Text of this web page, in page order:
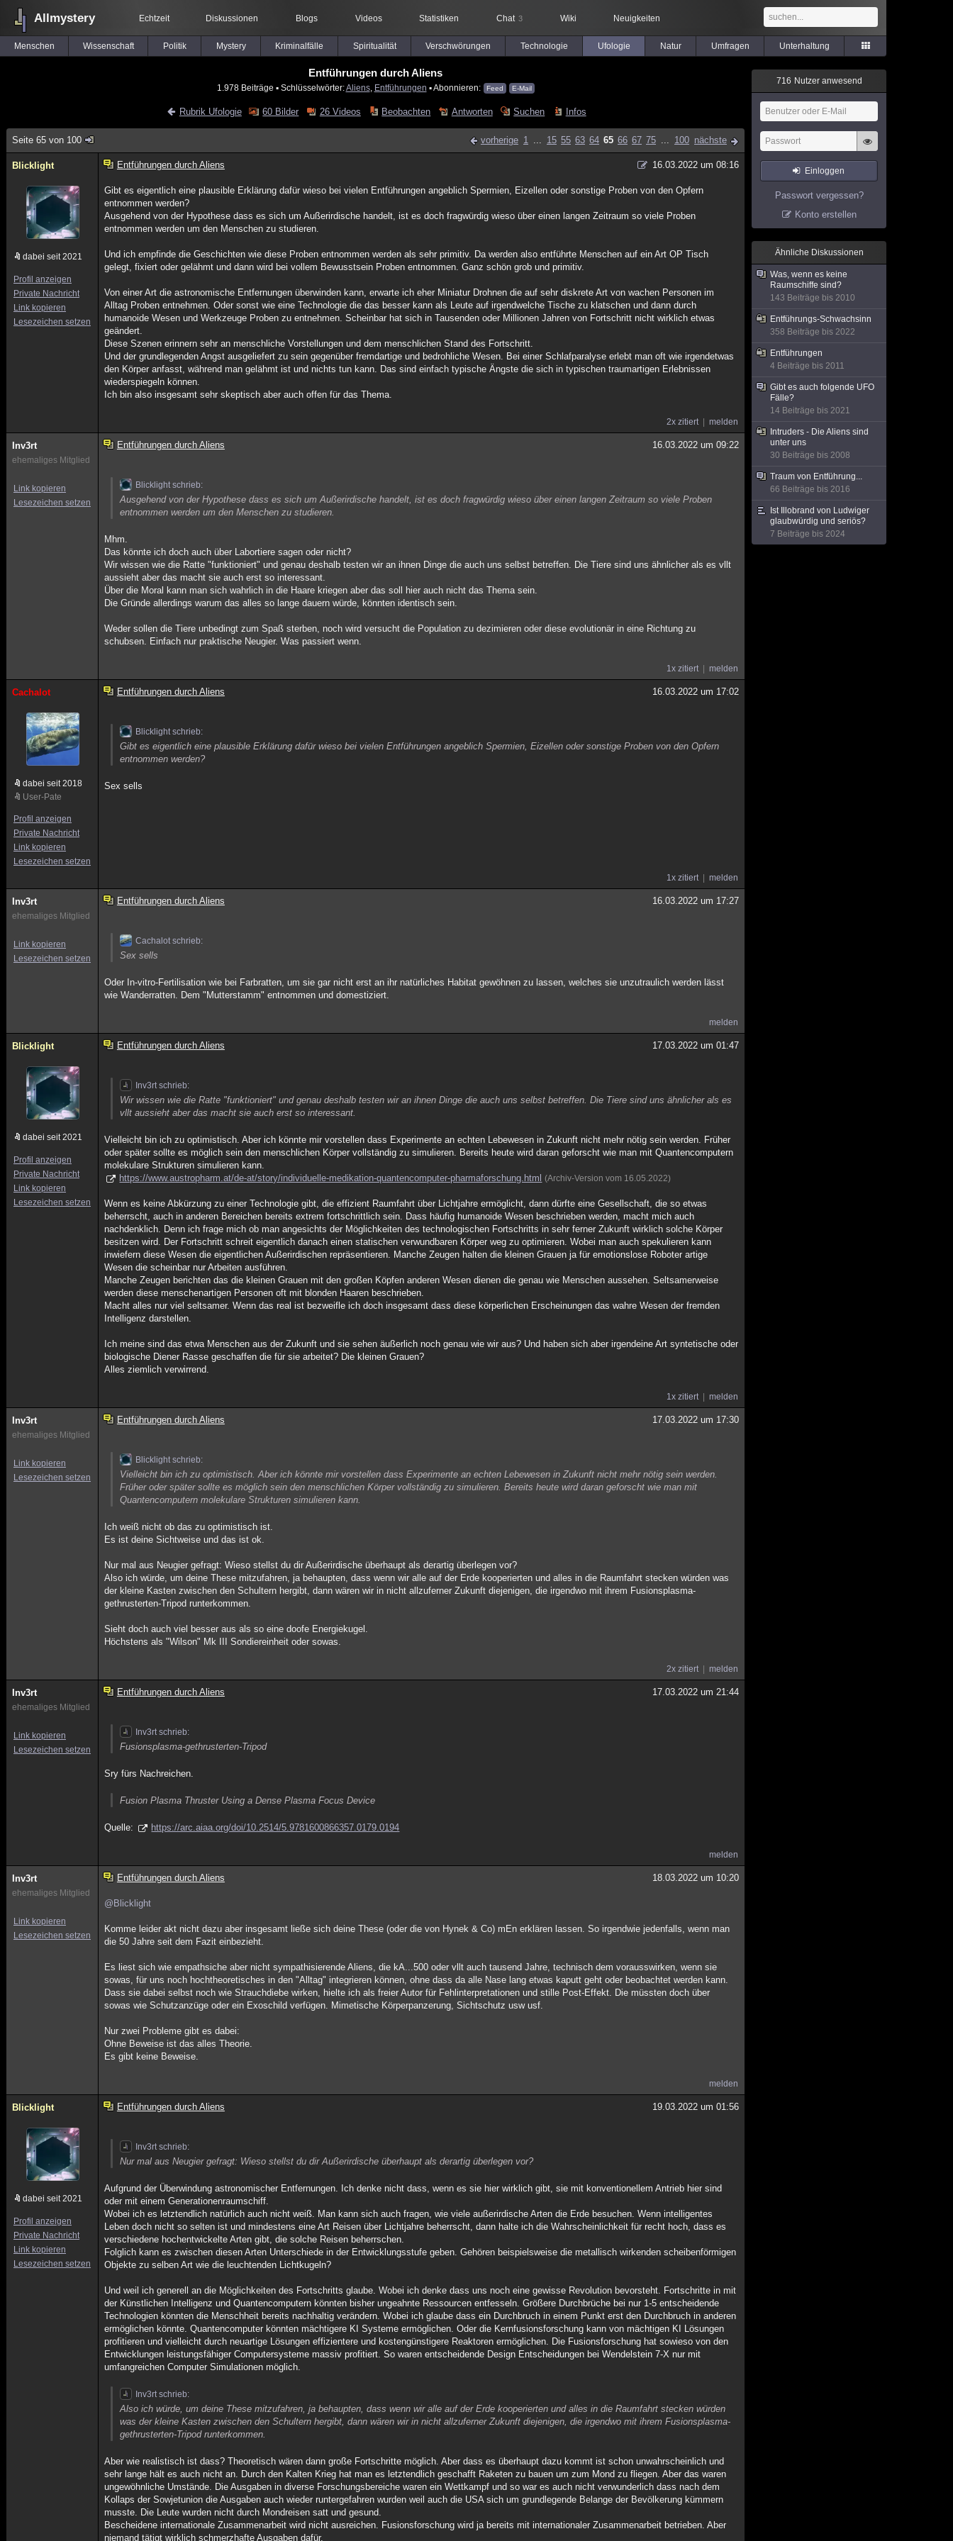
Allmystery Echtzeit Diskussionen Blogs Videos Statistiken Chat 3 Wiki Neuigkeiten
Menschen Wissenschaft Politik Mystery Kriminalfälle Spiritualität Verschwörungen Technologie Ufologie Natur Umfragen Unterhaltung
Entführungen durch Aliens
1.978 Beiträge ▪ Schlüsselwörter:Aliens, Entführungen ▪ Abonnieren: Feed E-Mail
Rubrik Ufologie 60 Bilder 26 Videos Beobachten Antworten Suchen Infos
Seite 65 von 100 vorherige 1 ... 15 55 63 64 65 66 67 75 ... 100 nächste
Blicklight
dabei seit 2021
Profil anzeigen
Private Nachricht
Link kopieren
Lesezeichen setzen
Entführungen durch Aliens 16.03.2022 um 08:16
Gibt es eigentlich eine plausible Erklärung dafür wieso bei vielen Entführungen angeblich Spermien, Eizellen oder sonstige Proben von den Opfern
entnommen werden?
Ausgehend von der Hypothese dass es sich um Außerirdische handelt, ist es doch fragwürdig wieso über einen langen Zeitraum so viele Proben
entnommen werden um den Menschen zu studieren.
Und ich empfinde die Geschichten wie diese Proben entnommen werden als sehr primitiv. Da werden also entführte Menschen auf ein Art OP Tisch
gelegt, fixiert oder gelähmt und dann wird bei vollem Bewusstsein Proben entnommen. Ganz schön grob und primitiv.
Von einer Art die astronomische Entfernungen überwinden kann, erwarte ich eher Miniatur Drohnen die auf sehr diskrete Art von wachen Personen im
Alltag Proben entnehmen. Oder sonst wie eine Technologie die das besser kann als Leute auf irgendwelche Tische zu klatschen und dann durch
humanoide Wesen und Werkzeuge Proben zu entnehmen. Scheinbar hat sich in Tausenden oder Millionen Jahren von Fortschritt nicht wirklich etwas
geändert.
Diese Szenen erinnern sehr an menschliche Vorstellungen und dem menschlichen Stand des Fortschritt.
Und der grundlegenden Angst ausgeliefert zu sein gegenüber fremdartige und bedrohliche Wesen. Bei einer Schlafparalyse erlebt man oft wie irgendetwas
den Körper anfasst, während man gelähmt ist und nichts tun kann. Das sind einfach typische Ängste die sich in typischen traumartigen Erlebnissen
wiederspiegeln können.
Ich bin also insgesamt sehr skeptisch aber auch offen für das Thema.
2x zitiert melden
Inv3rt
ehemaliges Mitglied
Link kopieren
Lesezeichen setzen
Entführungen durch Aliens 16.03.2022 um 09:22
Blicklight schrieb:
Ausgehend von der Hypothese dass es sich um Außerirdische handelt, ist es doch fragwürdig wieso über einen langen Zeitraum so viele Proben
entnommen werden um den Menschen zu studieren.
Mhm.
Das könnte ich doch auch über Labortiere sagen oder nicht?
Wir wissen wie die Ratte "funktioniert" und genau deshalb testen wir an ihnen Dinge die auch uns selbst betreffen. Die Tiere sind uns ähnlicher als es vllt
aussieht aber das macht sie auch erst so interessant.
Über die Moral kann man sich wahrlich in die Haare kriegen aber das soll hier auch nicht das Thema sein.
Die Gründe allerdings warum das alles so lange dauern würde, könnten identisch sein.
Weder sollen die Tiere unbedingt zum Spaß sterben, noch wird versucht die Population zu dezimieren oder diese evolutionär in eine Richtung zu
schubsen. Einfach nur praktische Neugier. Was passiert wenn.
1x zitiert melden
Cachalot
dabei seit 2018
User-Pate
Profil anzeigen
Private Nachricht
Link kopieren
Lesezeichen setzen
Entführungen durch Aliens 16.03.2022 um 17:02
Blicklight schrieb:
Gibt es eigentlich eine plausible Erklärung dafür wieso bei vielen Entführungen angeblich Spermien, Eizellen oder sonstige Proben von den Opfern
entnommen werden?
Sex sells
1x zitiert melden
Inv3rt
ehemaliges Mitglied
Link kopieren
Lesezeichen setzen
Entführungen durch Aliens 16.03.2022 um 17:27
Cachalot schrieb:
Sex sells
Oder In-vitro-Fertilisation wie bei Farbratten, um sie gar nicht erst an ihr natürliches Habitat gewöhnen zu lassen, welches sie unzutraulich werden lässt
wie Wanderratten. Dem "Mutterstamm" entnommen und domestiziert.
melden
Blicklight
dabei seit 2021
Profil anzeigen
Private Nachricht
Link kopieren
Lesezeichen setzen
Entführungen durch Aliens 17.03.2022 um 01:47
Inv3rt schrieb:
Wir wissen wie die Ratte "funktioniert" und genau deshalb testen wir an ihnen Dinge die auch uns selbst betreffen. Die Tiere sind uns ähnlicher als es
vllt aussieht aber das macht sie auch erst so interessant.
Vielleicht bin ich zu optimistisch. Aber ich könnte mir vorstellen dass Experimente an echten Lebewesen in Zukunft nicht mehr nötig sein werden. Früher
oder später sollte es möglich sein den menschlichen Körper vollständig zu simulieren. Bereits heute wird daran geforscht wie man mit Quantencomputern
molekulare Strukturen simulieren kann.
https://www.austropharm.at/de-at/story/individuelle-medikation-quantencomputer-pharmaforschung.html
(Archiv-Version vom 16.05.2022)
Wenn es keine Abkürzung zu einer Technologie gibt, die effizient Raumfahrt über Lichtjahre ermöglicht, dann dürfte eine Gesellschaft, die so etwas
beherrscht, auch in anderen Bereichen bereits extrem fortschrittlich sein. Dass häufig humanoide Wesen beschrieben werden, macht mich auch
nachdenklich. Denn ich frage mich ob man angesichts der Möglichkeiten des technologischen Fortschritts in sehr ferner Zukunft wirklich solche Körper
besitzen wird. Der Fortschritt schreit eigentlich danach einen statischen verwundbaren Körper weg zu optimieren. Wobei man auch spekulieren kann
inwiefern diese Wesen die eigentlichen Außerirdischen repräsentieren. Manche Zeugen halten die kleinen Grauen ja für emotionslose Roboter artige
Wesen die scheinbar nur Arbeiten ausführen.
Manche Zeugen berichten das die kleinen Grauen mit den großen Köpfen anderen Wesen dienen die genau wie Menschen aussehen. Seltsamerweise
werden diese menschenartigen Personen oft mit blonden Haaren beschrieben.
Macht alles nur viel seltsamer. Wenn das real ist bezweifle ich doch insgesamt dass diese körperlichen Erscheinungen das wahre Wesen der fremden
Intelligenz darstellen.
Ich meine sind das etwa Menschen aus der Zukunft und sie sehen äußerlich noch genau wie wir aus? Und haben sich aber irgendeine Art syntetische oder
biologische Diener Rasse geschaffen die für sie arbeitet? Die kleinen Grauen?
Alles ziemlich verwirrend.
1x zitiert melden
Inv3rt
ehemaliges Mitglied
Link kopieren
Lesezeichen setzen
Entführungen durch Aliens 17.03.2022 um 17:30
Blicklight schrieb:
Vielleicht bin ich zu optimistisch. Aber ich könnte mir vorstellen dass Experimente an echten Lebewesen in Zukunft nicht mehr nötig sein werden.
Früher oder später sollte es möglich sein den menschlichen Körper vollständig zu simulieren. Bereits heute wird daran geforscht wie man mit
Quantencomputern molekulare Strukturen simulieren kann.
Ich weiß nicht ob das zu optimistisch ist.
Es ist deine Sichtweise und das ist ok.
Nur mal aus Neugier gefragt: Wieso stellst du dir Außerirdische überhaupt als derartig überlegen vor?
Also ich würde, um deine These mitzufahren, ja behaupten, dass wenn wir alle auf der Erde kooperierten und alles in die Raumfahrt stecken würden was
der kleine Kasten zwischen den Schultern hergibt, dann wären wir in nicht allzuferner Zukunft diejenigen, die irgendwo mit ihrem Fusionsplasma-
gethrusterten-Tripod runterkommen.
Sieht doch auch viel besser aus als so eine doofe Energiekugel.
Höchstens als "Wilson" Mk III Sondiereinheit oder sowas.
2x zitiert melden
Inv3rt
ehemaliges Mitglied
Link kopieren
Lesezeichen setzen
Entführungen durch Aliens 17.03.2022 um 21:44
Inv3rt schrieb:
Fusionsplasma-gethrusterten-Tripod
Sry fürs Nachreichen.
Fusion Plasma Thruster Using a Dense Plasma Focus Device
Quelle: https://arc.aiaa.org/doi/10.2514/5.9781600866357.0179.0194
melden
Inv3rt
ehemaliges Mitglied
Link kopieren
Lesezeichen setzen
Entführungen durch Aliens 18.03.2022 um 10:20
@Blicklight
Komme leider akt nicht dazu aber insgesamt ließe sich deine These (oder die von Hynek & Co) mEn erklären lassen. So irgendwie jedenfalls, wenn man
die 50 Jahre seit dem Fazit einbezieht.
Es liest sich wie empathsiche aber nicht sympathisierende Aliens, die kA...500 oder vllt auch tausend Jahre, technisch dem vorausswirken, wenn sie
sowas, für uns noch hochtheoretisches in den "Alltag" integrieren können, ohne dass da alle Nase lang etwas kaputt geht oder beobachtet werden kann.
Dass sie dabei selbst noch wie Strauchdiebe wirken, hielte ich als freier Autor für Fehlinterpretationen und stille Post-Effekt. Die müssten doch über
sowas wie Schutzanzüge oder ein Exoschild verfügen. Mimetische Körperpanzerung, Sichtschutz usw usf.
Nur zwei Probleme gibt es dabei:
Ohne Beweise ist das alles Theorie.
Es gibt keine Beweise.
melden
Blicklight
dabei seit 2021
Profil anzeigen
Private Nachricht
Link kopieren
Lesezeichen setzen
Entführungen durch Aliens 19.03.2022 um 01:56
Inv3rt schrieb:
Nur mal aus Neugier gefragt: Wieso stellst du dir Außerirdische überhaupt als derartig überlegen vor?
Aufgrund der Überwindung astronomischer Entfernungen. Ich denke nicht dass, wenn es sie hier wirklich gibt, sie mit konventionellem Antrieb hier sind
oder mit einem Generationenraumschiff.
Wobei ich es letztendlich natürlich auch nicht weiß. Man kann sich auch fragen, wie viele außerirdische Arten die Erde besuchen. Wenn intelligentes
Leben doch nicht so selten ist und mindestens eine Art Reisen über Lichtjahre beherrscht, dann halte ich die Wahrscheinlichkeit für recht hoch, dass es
verschiedene hochentwickelte Arten gibt, die solche Reisen beherrschen.
Folglich kann es zwischen diesen Arten Unterschiede in der Entwicklungsstufe geben. Gehören beispielsweise die metallisch wirkenden scheibenförmigen
Objekte zu selben Art wie die leuchtenden Lichtkugeln?
Und weil ich generell an die Möglichkeiten des Fortschritts glaube. Wobei ich denke dass uns noch eine gewisse Revolution bevorsteht. Fortschritte in mit
der Künstlichen Intelligenz und Quantencomputern könnten bisher ungeahnte Ressourcen entfesseln. Größere Durchbrüche bei nur 1-5 entscheidende
Technologien könnten die Menschheit bereits nachhaltig verändern. Wobei ich glaube dass ein Durchbruch in einem Punkt erst den Durchbruch in anderen
ermöglichen könnte. Quantencomputer könnten mächtigere KI Systeme ermöglichen. Oder die Kernfusionsforschung kann von mächtigen KI Lösungen
profitieren und vielleicht durch neuartige Lösungen effizientere und kostengünstigere Reaktoren ermöglichen. Die Fusionsforschung hat sowieso von den
Entwicklungen leistungsfähiger Computersysteme massiv profitiert. So waren entscheidende Design Entscheidungen bei Wendelstein 7-X nur mit
umfangreichen Computer Simulationen möglich.
Inv3rt schrieb:
Also ich würde, um deine These mitzufahren, ja behaupten, dass wenn wir alle auf der Erde kooperierten und alles in die Raumfahrt stecken würden
was der kleine Kasten zwischen den Schultern hergibt, dann wären wir in nicht allzuferner Zukunft diejenigen, die irgendwo mit ihrem Fusionsplasma-
gethrusterten-Tripod runterkommen.
Aber wie realistisch ist dass? Theoretisch wären dann große Fortschritte möglich. Aber dass es überhaupt dazu kommt ist schon unwahrscheinlich und
sehr lange hält es auch nicht an. Durch den Kalten Krieg hat man es letztendlich geschafft Raketen zu bauen um zum Mond zu fliegen. Aber das waren
ungewöhnliche Umstände. Die Ausgaben in diverse Forschungsbereiche waren ein Wettkampf und so war es auch nicht verwunderlich dass nach dem
Kollaps der Sowjetunion die Ausgaben auch wieder runtergefahren wurden weil auch die USA sich um grundlegende Belange der Bevölkerung kümmern
musste. Die Leute wurden nicht durch Mondreisen satt und gesund.
Bescheidene internationale Zusammenarbeit wird nicht ausreichen. Fusionsforschung wird ja bereits mit internationaler Zusammenarbeit betrieben. Aber
niemand tätigt wirklich schmerzhafte Ausgaben dafür.
716 Nutzer anwesend
Einloggen
Passwort vergessen?
Konto erstellen
Ähnliche Diskussionen
Was, wenn es keine
Raumschiffe sind?
143 Beiträge bis 2010
Entführungs-Schwachsinn
358 Beiträge bis 2022
Entführungen
4 Beiträge bis 2011
Gibt es auch folgende UFO
Fälle?
14 Beiträge bis 2021
Intruders - Die Aliens sind
unter uns
30 Beiträge bis 2008
Traum von Entführung...
66 Beiträge bis 2016
Ist Illobrand von Ludwiger
glaubwürdig und seriös?
7 Beiträge bis 2024